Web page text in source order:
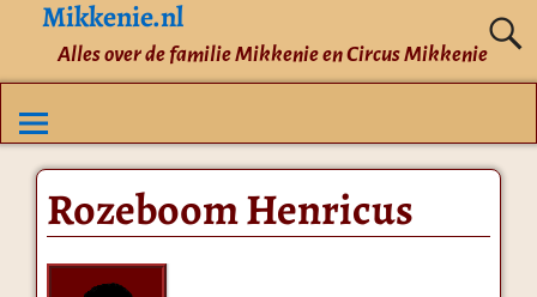
Mikkenie.nl
Alles over de familie Mikkenie en Circus Mikkenie
Rozeboom Henricus